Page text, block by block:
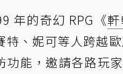
年的奇幻 RPG《
特、妮可等人跨越
功能，邀請各路玩